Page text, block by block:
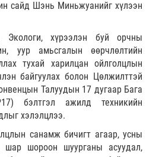
сайд Шэнь Миньжуанийг хүлээн
Экологи, хүрээлэн буй орчны
уур амьсгалын өөрчлөлтийн
тухай харилцан ойлголцлын
байгуулах болон Цөлжилттэй
Талуудын 17 дугаар Бага
бэлтгэл ажилд техникийн
хэлэлцлээ.
санамж бичигт агаар, усны
шар шороон шуурганы асуудал,